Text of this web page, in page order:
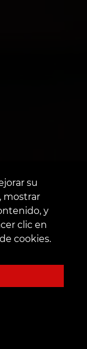
su
mostrar
y
clic en
cookies.